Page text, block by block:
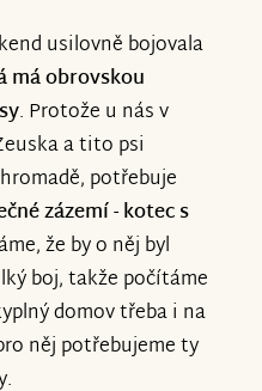
usilovně bojovala
má obrovskou
. Protože u nás v
a tito psi
potřebuje
zázemí - kotec s
že by o něj byl
boj, takže počítáme
domov třeba i na
něj potřebujeme ty